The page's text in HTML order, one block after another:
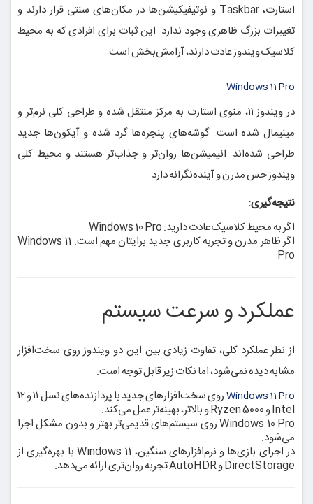
استارت، Taskbar و نوتیفیکیشن‌ها در مکان‌های سنتی قرار دارند و
تغییرات بزرگ ظاهری وجود ندارد. این ثبات برای افرادی که به محیط
کلاسیک ویندوز عادت دارند، آرامش‌بخش است.
Windows 11 Pro
در ویندوز ۱۱، منوی استارت به مرکز منتقل شده و طراحی کلی نرم‌تر و
مینیمال شده است. گوشه‌های پنجره‌ها گرد شده و آیکون‌ها جدید
طراحی شده‌اند. انیمیشن‌ها روان‌تر و جذاب‌تر هستند و محیط کلی
ویندوز حس مدرن و آینده‌نگرانه دارد.
نتیجه‌گیری:
اگر به محیط کلاسیک عادت دارید: Windows 10 Pro
اگر ظاهر مدرن و تجربه کاربری جدید برایتان مهم است: Windows 11
Pro
عملکرد و سرعت سیستم
از نظر عملکرد کلی، تفاوت زیادی بین این دو ویندوز روی سخت‌افزار
مشابه دیده نمی‌شود، اما نکات زیر قابل توجه است:
Windows 11 Pro
روی سخت‌افزارهای جدید با پردازنده‌های نسل ۱۱ و ۱۲
Intel و Ryzen 5000 و بالاتر، بهینه‌تر عمل می‌کند.
Windows 10 Pro روی سیستم‌های قدیمی‌تر بهتر و بدون مشکل اجرا
می‌شود.
در اجرای بازی‌ها و نرم‌افزارهای سنگین، Windows 11 با بهره‌گیری از
DirectStorage و AutoHDR تجربه روان‌تری ارائه می‌دهد.